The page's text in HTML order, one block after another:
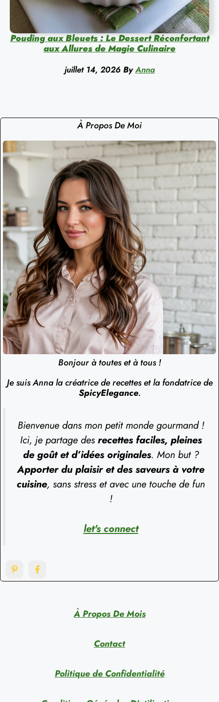
Pouding aux Bleuets : Le Dessert Réconfortant
aux Allures de Magie Culinaire
juillet 14, 2026 By Anna
À Propos De Moi
Bonjour à toutes et à tous !
Je suis Anna la créatrice de recettes et la fondatrice de
SpicyElegance.
Bienvenue dans mon petit monde gourmand !
Ici, je partage des recettes faciles, pleines
de goût et d’idées originales. Mon but ?
Apporter du plaisir et des saveurs à votre
cuisine, sans stress et avec une touche de fun
!
let's connect
À Propos De Mois
Contact
Politique de Confidentialité